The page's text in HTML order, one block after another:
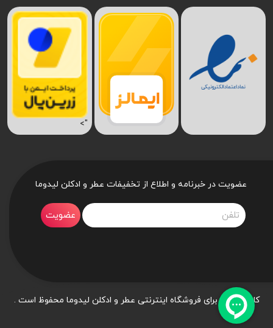
">
عضویت در خبرنامه و اطلاع از تخفیفات عطر و ادکلن لیدوما
عضویت
کلیه حقوق برای فروشگاه اینترنتی عطر و ادکلن لیدوما محفوظ است .